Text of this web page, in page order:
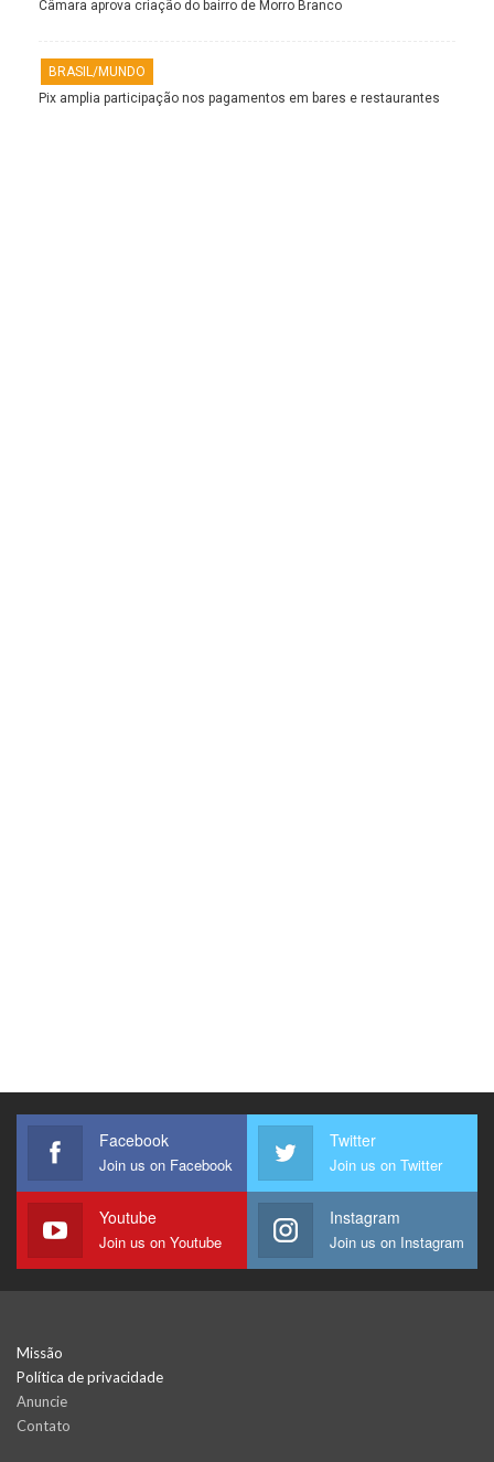
Câmara aprova criação do bairro de Morro Branco
BRASIL/MUNDO
Pix amplia participação nos pagamentos em bares e restaurantes
Facebook
Join us on Facebook
Twitter
Join us on Twitter
Youtube
Join us on Youtube
Instagram
Join us on Instagram
Missão
Política de privacidade
Anuncie
Contato